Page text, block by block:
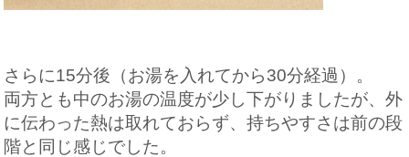
さらに15分後（お湯を入れてから30分経過）。
両方とも中のお湯の温度が少し下がりましたが、外
に伝わった熱は取れておらず、持ちやすさは前の段
階と同じ感じでした。